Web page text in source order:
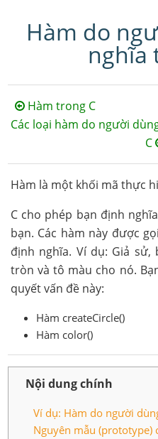
Hàm do
nghĩa
Hàm trong C
Các loại hàm do người
C
Hàm là một khối mã thực
C cho phép bạn định
bạn. Các hàm này được
định nghĩa. Ví dụ: Giả
tròn và tô màu cho nó.
quyết vấn đề này:
Hàm createCircle()
Hàm color()
Nội dung chính
Ví dụ: Hàm do người
Nguyên mẫu (prototype)